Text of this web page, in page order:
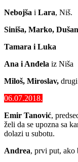
Nebojša i Lara, Niš.
Siniša, Marko, Dušan
Tamara i Luka
Ana i Anđela iz Niša
Miloš, Miroslav,
06.07.2018.
Emir Tanović,
želi da se upozna sa
dolazi u subotu.
Andrea, prvi put, ako